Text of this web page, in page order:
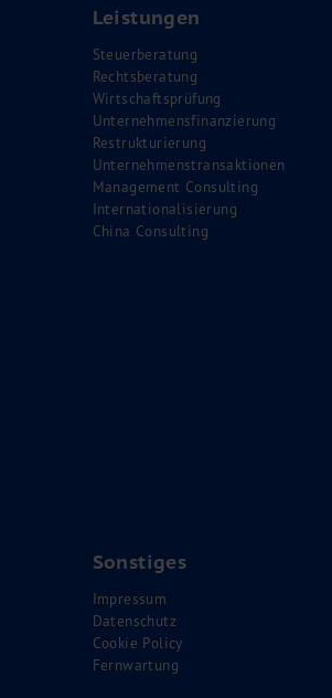
Leistungen
Steuerberatung
Rechtsberatung
Wirtschaftsprüfung
Unternehmensfinanzierung
Restrukturierung
Unternehmenstransaktionen
Management Consulting
Internationalisierung
China Consulting
Sonstiges
Impressum
Datenschutz
Cookie Policy
Fernwartung